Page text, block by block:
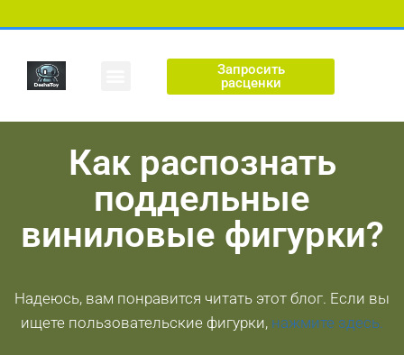
Запросить
расценки
Как распознать
поддельные
виниловые фигурки?
Надеюсь, вам понравится читать этот блог. Если вы
ищете пользовательские фигурки, нажмите здесь.